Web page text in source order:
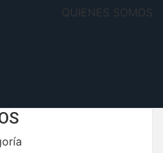
QUIENES SOMOS